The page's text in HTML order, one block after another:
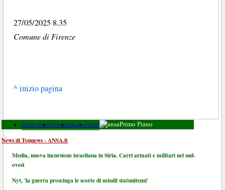
27/05/2025 8.35
Comune di Firenze
^ inizio pagina
Primo pianoToscanaFinanzaSport Primo Piano
News di Topnews - ANSA.it
Media, nuova incursione israeliana in Siria. Carri armati e militari nel sud-
ovest
Nyt, 'la guerra prosciuga le scorte di missili statunitensi'